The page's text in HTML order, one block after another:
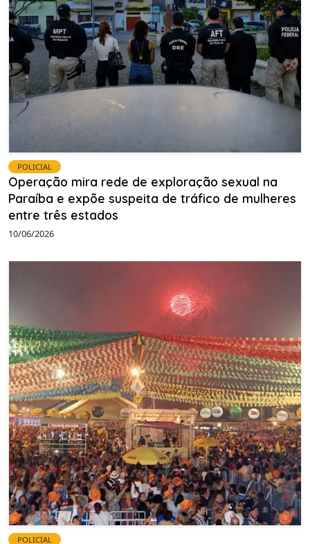
POLICIAL
Operação mira rede de exploração sexual na
Paraíba e expõe suspeita de tráfico de mulheres
entre três estados
10/06/2026
POLICIAL